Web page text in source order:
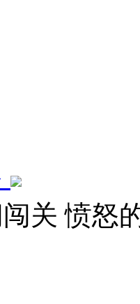
关 愤怒